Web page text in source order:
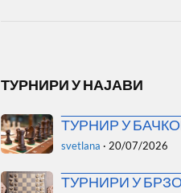
ТУРНИРИ У НАЈАВИ
ТУРНИР У
svetlana · 20/07/2026
ТУРНИРИ У